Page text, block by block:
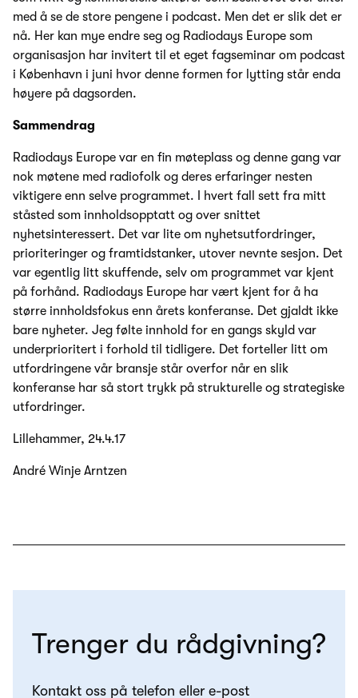
med å se de store pengene i podcast. Men det er slik det er
nå. Her kan mye endre seg og Radiodays Europe som
organisasjon har invitert til et eget fagseminar om podcast
i København i juni hvor denne formen for lytting står enda
høyere på dagsorden.
Sammendrag
Radiodays Europe var en fin møteplass og denne gang var
nok møtene med radiofolk og deres erfaringer nesten
viktigere enn selve programmet. I hvert fall sett fra mitt
ståsted som innholdsopptatt og over snittet
nyhetsinteressert. Det var lite om nyhetsutfordringer,
prioriteringer og framtidstanker, utover nevnte sesjon. Det
var egentlig litt skuffende, selv om programmet var kjent
på forhånd. Radiodays Europe har vært kjent for å ha
større innholdsfokus enn årets konferanse. Det gjaldt ikke
bare nyheter. Jeg følte innhold for en gangs skyld var
underprioritert i forhold til tidligere. Det forteller litt om
utfordringene vår bransje står overfor når en slik
konferanse har så stort trykk på strukturelle og strategiske
utfordringer.
Lillehammer, 24.4.17
André Winje Arntzen
Trenger du rådgivning?
Kontakt oss på telefon eller e-post